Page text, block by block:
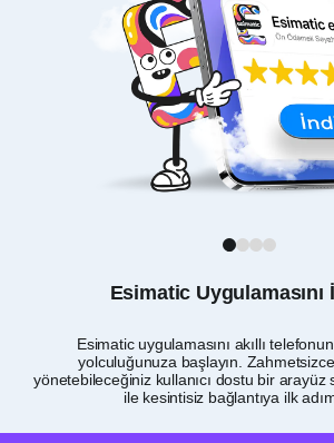
Esimatic Uygulamasını
Esimatic uygulamasını akıllı
yolculuğunuza başlayın.
yönetebileceğiniz kullanıcı dostu bir
ile kesintisiz bağlantıya ilk
1 2 3 4